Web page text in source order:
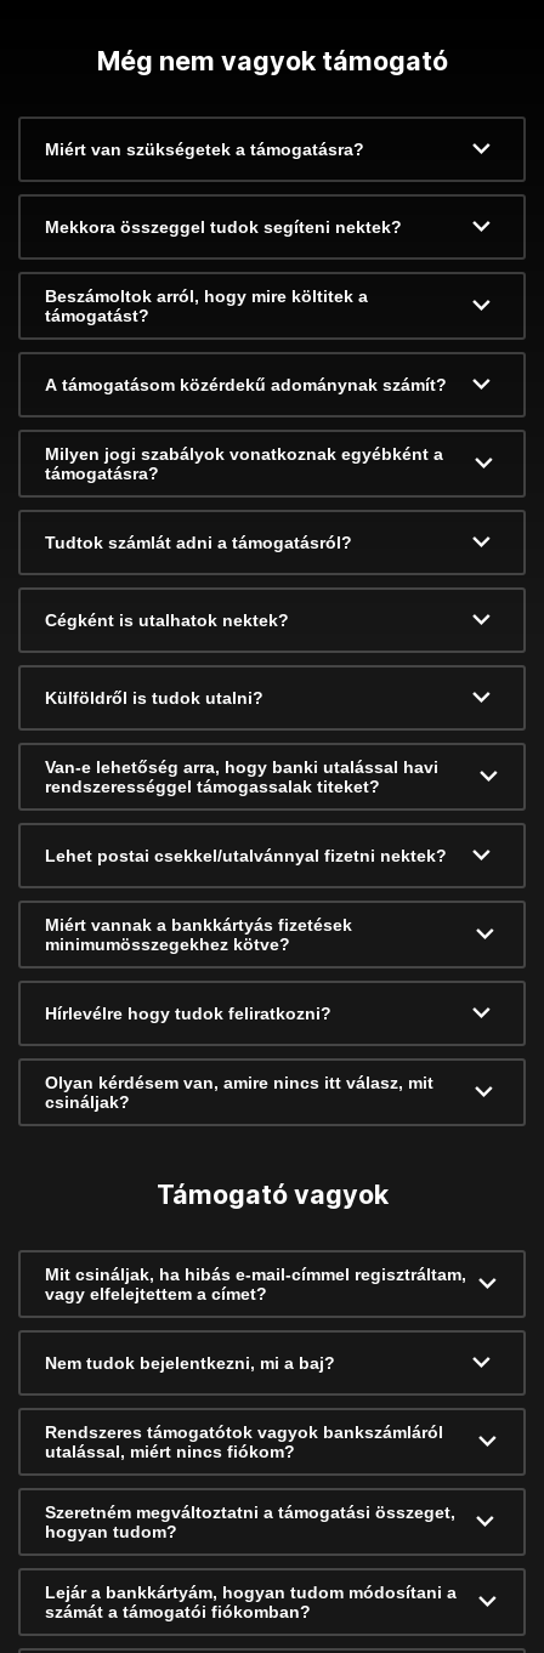
Még nem vagyok támogató
Miért van szükségetek a támogatásra?
Mekkora összeggel tudok segíteni nektek?
Beszámoltok arról, hogy mire költitek a
támogatást?
A támogatásom közérdekű adománynak számít?
Milyen jogi szabályok vonatkoznak egyébként a
támogatásra?
Tudtok számlát adni a támogatásról?
Cégként is utalhatok nektek?
Külföldről is tudok utalni?
Van-e lehetőség arra, hogy banki utalással havi
rendszerességgel támogassalak titeket?
Lehet postai csekkel/utalvánnyal fizetni nektek?
Miért vannak a bankkártyás fizetések
minimumösszegekhez kötve?
Hírlevélre hogy tudok feliratkozni?
Olyan kérdésem van, amire nincs itt válasz, mit
csináljak?
Támogató vagyok
Mit csináljak, ha hibás e-mail-címmel regisztráltam,
vagy elfelejtettem a címet?
Nem tudok bejelentkezni, mi a baj?
Rendszeres támogatótok vagyok bankszámláról
utalással, miért nincs fiókom?
Szeretném megváltoztatni a támogatási összeget,
hogyan tudom?
Lejár a bankkártyám, hogyan tudom módosítani a
számát a támogatói fiókomban?